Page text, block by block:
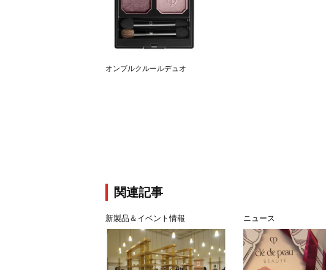
オンブルクルールデュオ
関連記事
新製品＆イベント情報 ニュース